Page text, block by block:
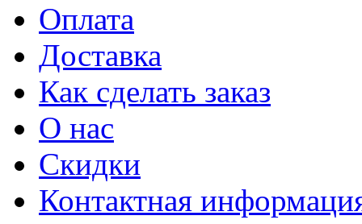
Оплата
Доставка
Как сделать заказ
О нас
Скидки
Контактная